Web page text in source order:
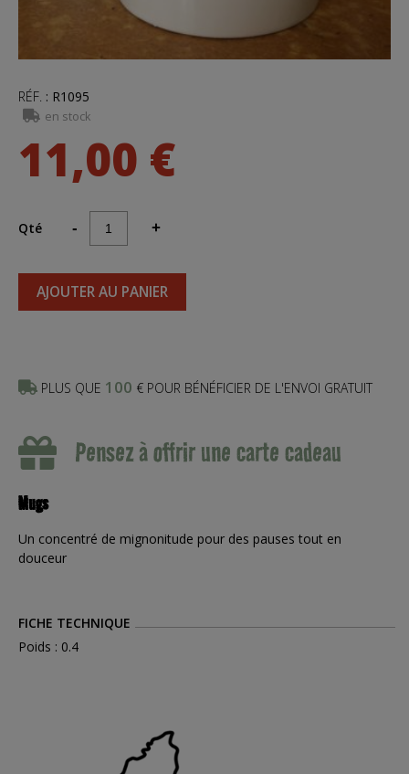
RÉF. : R1095
en stock
11,00 €
Qté - +
AJOUTER AU PANIER
PLUS QUE 100 € POUR BÉNÉFICIER DE L'ENVOI GRATUIT
Pensez à offrir une carte cadeau
Mugs
Un concentré de mignonitude pour des pauses tout en
douceur
FICHE TECHNIQUE
Poids : 0.4